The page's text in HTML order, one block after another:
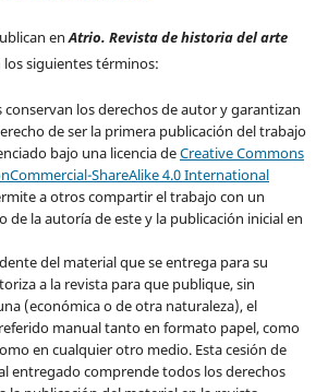
enAtrio. Revista de historia del arte
siguientes términos:
conservan los derechos de autor y garantizan
de ser la primera publicación del trabajo
bajo una licencia deCreative Commons
ShareAlike 4.0 International
a otros compartir el trabajo con un
de la autoría de este y la publicación inicial en
del material que se entrega para su
a la revista para que publique, sin
(económica o de otra naturaleza), el
manual tanto en formato papel, como
en cualquier otro medio. Esta cesión de
entregado comprende todos los derechos